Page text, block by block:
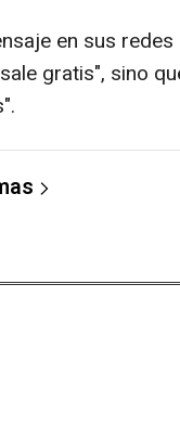
en sus
gratis", sino